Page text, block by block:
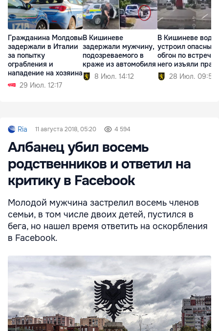
Гражданина Молдовы
задержали в Италии
за попытку
ограбления и
нападение на хозяина
29 Июл. 12:17
В Кишиневе
задержали мужчину,
подозреваемого в
краже из автомобиля
8 Июл. 14:12
В Кишиневе
устроил опасный
обгон по
него изъяли
28 Июл. 09:59
Ria 11 августа 2018, 05:20 4 594
Албанец убил восемь
родственников и ответил на
критику в Facebook
Молодой мужчина застрелил восемь членов
семьи, в том числе двоих детей, пустился в
бега, но нашел время ответить на оскорбления
в Facebook.